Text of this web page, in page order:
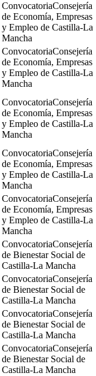
Consejería
de Economía, Empresas
y Empleo de Castilla-La
Mancha
Consejería
de Economía, Empresas
y Empleo de Castilla-La
Mancha
Consejería
de Economía, Empresas
y Empleo de Castilla-La
Mancha
Consejería
de Economía, Empresas
y Empleo de Castilla-La
Mancha
Consejería
de Economía, Empresas
y Empleo de Castilla-La
Mancha
Consejería
de Bienestar Social de
Castilla-La Mancha
Consejería
de Bienestar Social de
Castilla-La Mancha
Consejería
de Bienestar Social de
Castilla-La Mancha
Consejería
de Bienestar Social de
Castilla-La Mancha